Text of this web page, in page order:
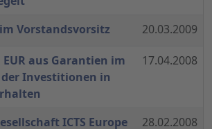
Vorstandsvorsitz 20.03.2009
EUR aus Garantien im
Investitionen in
17.04.2008
ICTS Europe
28.02.2008